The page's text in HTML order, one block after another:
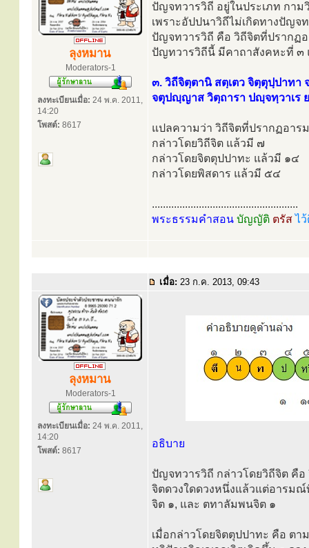
ลุงหมาน
Moderators-1
ลงทะเบียนเมื่อ: 24 พ.ค. 2011,
14:20
โพสต์: 8617
ปัญจทวารวิถี อยู่ในประเภท กาม
เพราะอัปปนาวิถีไม่เกิดทางปัญจท
ปัญจทวารวิถี คือ วิถีจิตที่ปรากฏ
ปัญทวารวิถีนี้ มีคาถาสังคหะที่ ๓
๓. วิถีจิตฺตานิ สตฺเตว จิตฺตุปฺปาทา
จตุปญฺญาส วิตฺถารา ปญฺจทฺวาเร
แปลความว่า วิถีจิตที่ปรากฏอา
กล่าวโดยวิถีจิต แล้วมี ๗
กล่าวโดยจิตตุปปาทะ แล้วมี ๑๔
กล่าวโดยพิสดาร แล้วมี ๕๔
.....................................................
พระธรรมคำสอน บัญญัติ ตรัสไ
เมื่อ: 23 ก.ค. 2013, 09:43
ลุงหมาน
Moderators-1
ลงทะเบียนเมื่อ: 24 พ.ค. 2011,
14:20
โพสต์: 8617
อธิบาย
ปัญจทวารวิถี กล่าวโดยวิถีจิต คื
จิตดวงใดดวงหนึ่งแล้วแต่อารม
จิต ๑, และ ตทาลัมพนจิต ๑
เมื่อกล่าวโดยจิตตุปปาทะ คือ ต